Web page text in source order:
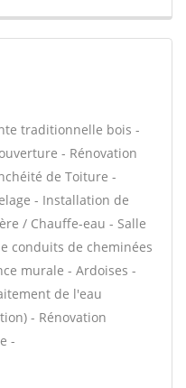
traditionnelle bois -
- Rénovation
de Toiture -
- Installation de
/ Chauffe-eau - Salle
conduits de cheminées
murale - Ardoises -
de l'eau
- Rénovation
-